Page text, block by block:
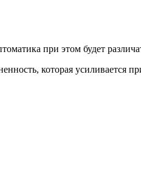
при этом будет
которая